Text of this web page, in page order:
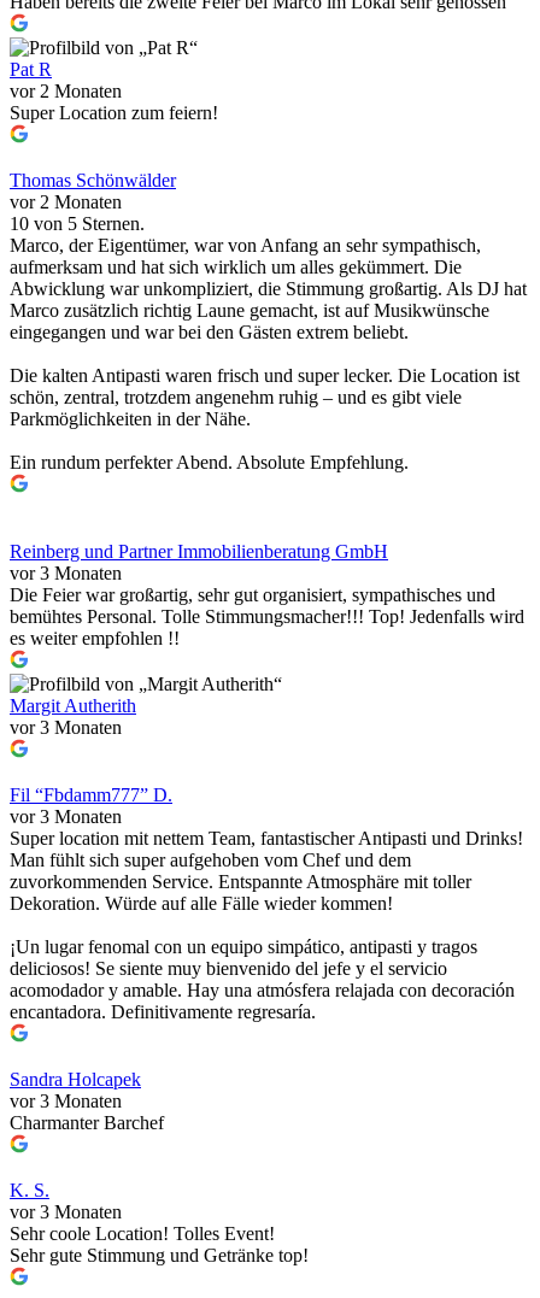
Pat R
vor 2 Monaten
Super Location zum feiern!
Thomas Schönwälder
vor 2 Monaten
10 von 5 Sternen.
Marco, der Eigentümer, war von Anfang an sehr sympathisch,
aufmerksam und hat sich wirklich um alles gekümmert. Die
Abwicklung war unkompliziert, die Stimmung großartig. Als DJ hat
Marco zusätzlich richtig Laune gemacht, ist auf Musikwünsche
eingegangen und war bei den Gästen extrem beliebt.
Die kalten Antipasti waren frisch und super lecker. Die Location ist
schön, zentral, trotzdem angenehm ruhig – und es gibt viele
Parkmöglichkeiten in der Nähe.
Ein rundum perfekter Abend. Absolute Empfehlung.
Reinberg und Partner Immobilienberatung GmbH
vor 3 Monaten
Die Feier war großartig, sehr gut organisiert, sympathisches und
bemühtes Personal. Tolle Stimmungsmacher!!! Top! Jedenfalls wird
es weiter empfohlen !!
Margit Autherith
vor 3 Monaten
Fil “Fbdamm777” D.
vor 3 Monaten
Super location mit nettem Team, fantastischer Antipasti und Drinks!
Man fühlt sich super aufgehoben vom Chef und dem
zuvorkommenden Service. Entspannte Atmosphäre mit toller
Dekoration. Würde auf alle Fälle wieder kommen!
¡Un lugar fenomal con un equipo simpático, antipasti y tragos
deliciosos! Se siente muy bienvenido del jefe y el servicio
acomodador y amable. Hay una atmósfera relajada con decoración
encantadora. Definitivamente regresaría.
Sandra Holcapek
vor 3 Monaten
Charmanter Barchef
K. S.
vor 3 Monaten
Sehr coole Location! Tolles Event!
Sehr gute Stimmung und Getränke top!